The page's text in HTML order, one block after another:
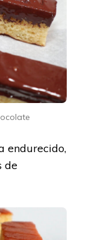
endurecido,
de